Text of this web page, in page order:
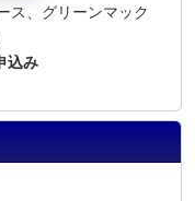
ス、グリーンマック
込み